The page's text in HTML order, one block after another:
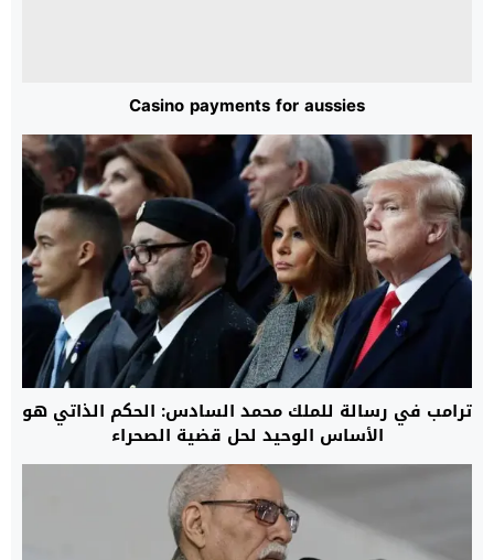
Casino payments for aussies
ترامب في رسالة للملك محمد السادس: الحكم الذاتي هو
الأساس الوحيد لحل قضية الصحراء